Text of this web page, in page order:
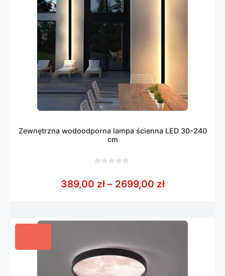
Zewnętrzna wodoodporna lampa ścienna LED 30-240
cm
5
389,00 zł – 2699,00 złZakres cen: